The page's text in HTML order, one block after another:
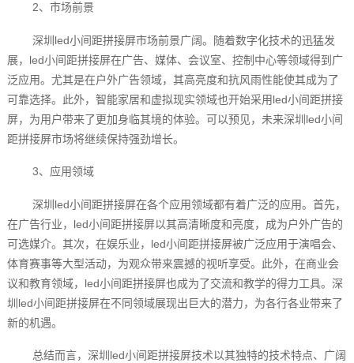
2、市场前景
深圳led小间距拼接屏市场前景广阔。随着数字化技术的迅猛发
展，led小间距拼接屏在广告、媒体、会议室、控制中心等领域得到广
泛应用。尤其是在户外广告领域，其高亮度和抗风雨性能使其成为了
可靠选择。此外，智能家居和虚拟现实领域也开始采用led小间距拼接
屏，为用户带来了更加身临其境的体验。可以预见，未来深圳led小间
距拼接屏市场将继续保持强劲增长。
3、应用领域
深圳led小间距拼接屏在各个应用领域都有着广泛的应用。首先，
在广告行业，led小间距拼接屏以其高清晰度和亮度，成为户外广告的
可选媒介。其次，在娱乐业，led小间距拼接屏被广泛应用于演唱会、
体育赛事等大型活动，为观众带来震撼的视听享受。此外，在商业会
议和教育领域，led小间距拼接屏也成为了交流和教学的得力工具。深
圳led小间距拼接屏在不同领域展现出巨大的潜力，为各行各业带来了
新的机遇。
总结而言，深圳led小间距拼接屏技术以其独特的技术特点、广阔